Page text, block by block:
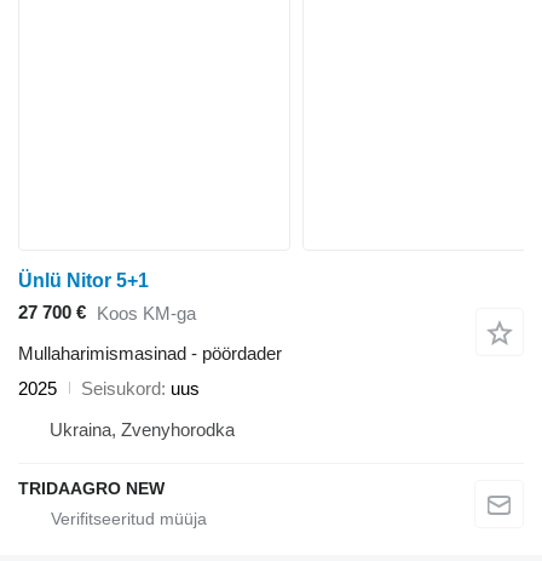
Ünlü Nitor 5+1
27 700 € Koos KM-ga
Mullaharimismasinad - pöördader
2025
Seisukord uus
Ukraina, Zvenyhorodka
TRIDAAGRO NEW